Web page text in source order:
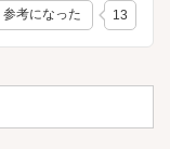
参考になった 13